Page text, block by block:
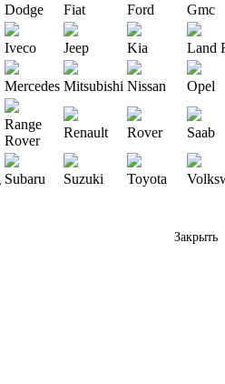
Dodge Fiat Ford Gmc
Iveco Jeep Kia Land
Mercedes Mitsubishi Nissan Opel
Range
Rover
Renault Rover Saab
Subaru Suzuki Toyota
Закрыть